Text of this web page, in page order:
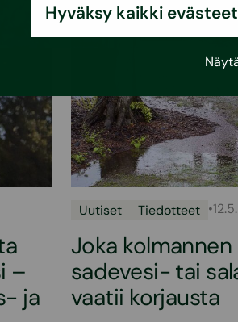
Hyväksy kaikki evästeet
–
ja
Uutiset Tiedotteet •
Joka
sadevesi- tai
vaatii korjausta